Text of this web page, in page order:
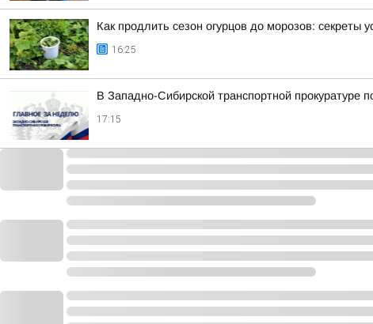
Как продлить сезон огурцов до морозов: секреты
16:25
В Западно-Сибирской транспортной прокуратуре
17:15